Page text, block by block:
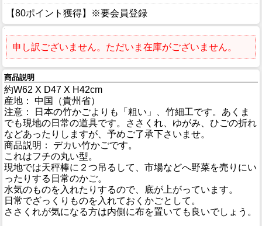
【80ポイント獲得】※要会員登録
申し訳ございません。ただいま在庫がございません。
商品説明
約W62 X D47 X H42cm
産地： 中国（貴州省）
注意： 日本の竹かごよりも「粗い」、竹細工です。あくま
でも現地の日常の道具です。ささくれ、ゆがみ、ひごの折れ
などあったりしますが、予めご了承下さいませ。
商品説明： デカい竹かごです。
これはフチの丸い型。
現地では天秤棒に２つ吊るして、市場などへ野菜を売りにい
ったりする日常のかご。
水気のものを入れたりするので、底が上がっています。
日常でざっくりものを入れておくかごとして。
ささくれが気になる方は内側に布を置いても良いでしょう。